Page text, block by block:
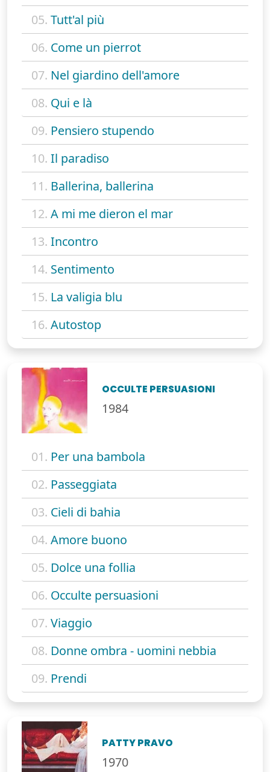
05. Tutt'al più
06. Come un pierrot
07. Nel giardino dell'amore
08. Qui e là
09. Pensiero stupendo
10. Il paradiso
11. Ballerina, ballerina
12. A mi me dieron el mar
13. Incontro
14. Sentimento
15. La valigia blu
16. Autostop
OCCULTE PERSUASIONI
1984
01. Per una bambola
02. Passeggiata
03. Cieli di bahia
04. Amore buono
05. Dolce una follia
06. Occulte persuasioni
07. Viaggio
08. Donne ombra - uomini nebbia
09. Prendi
PATTY PRAVO
1970